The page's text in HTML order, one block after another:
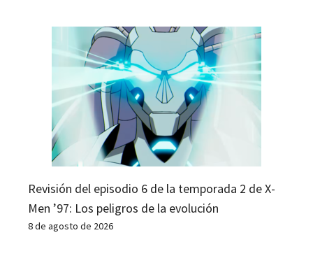
Revisión del episodio 6 de la temporada 2 de X-
Men ’97: Los peligros de la evolución
8 de agosto de 2026